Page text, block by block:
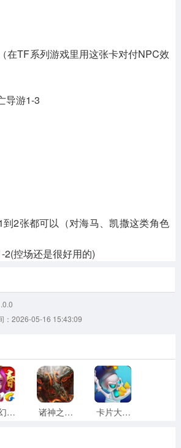
在TF系列游戏里用这张卡对付NPC效
导游1-3
2张都可以（对海马、凯撒这类角色
2(控场还是很好用的)
：2026-05-16 15:43:09
天天幻灵bt变态服通用版 诸神之怒无广告版 卡片大战安卓免费版